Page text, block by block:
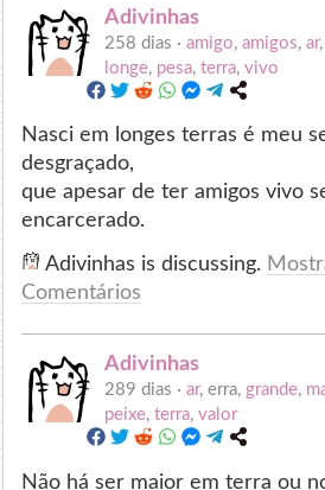
Adivinhas
258 dias ·amigo,amigos,ar
longe, pesa,terra,vivo
Nasci em longes terras é meu
desgraçado,
que apesar de ter amigos vivo
encarcerado.
Adivinhas is discussing.
Comentários
Adivinhas
289 dias ·ar, erra, grande,
peixe,terra,valor
Não há ser maior em terra ou